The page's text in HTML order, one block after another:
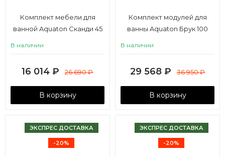
Комплект мебели для
ванной Aquaton Сканди 45
В наличии
16 014 ₽ 26 690₽
В корзину
Комплект модулей для
ванны Aquaton Брук 100
В наличии
29 568 ₽ 36 950₽
В корзину
ЭКСПРЕС ДОСТАВКА
-20%
ЭКСПРЕС ДОСТАВКА
-20%